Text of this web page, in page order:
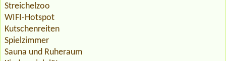
Streichelzoo
WIFI-Hotspot
Kutschenreiten
Spielzimmer
Sauna und Ruheraum